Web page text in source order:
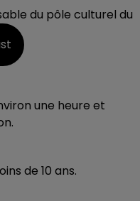
du pôle culturel du
une heure et
de 10 ans.